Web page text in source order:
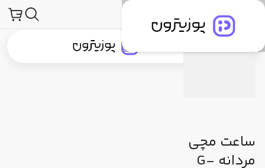
جستجو در
ساعت مچی
مردانه G-
توضیحات محصول دیدگاه کاربران